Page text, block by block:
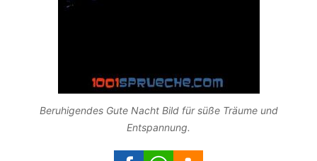
Beruhigendes Gute Nacht Bild für süße Träume und
Entspannung.